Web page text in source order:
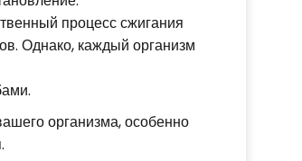
процесс сжигания
Однако, каждый организм
организма, особенно